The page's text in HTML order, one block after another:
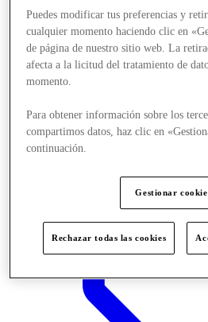
Stores
Puedes modificar tus preferencias y
cualquier momento haciendo clic en
de página de nuestro sitio web. La
afecta a la licitud del tratamiento de
momento.
Para obtener información sobre los
compartimos datos, haz clic en
continuación.
Gestionar
Rechazar todas las cookies